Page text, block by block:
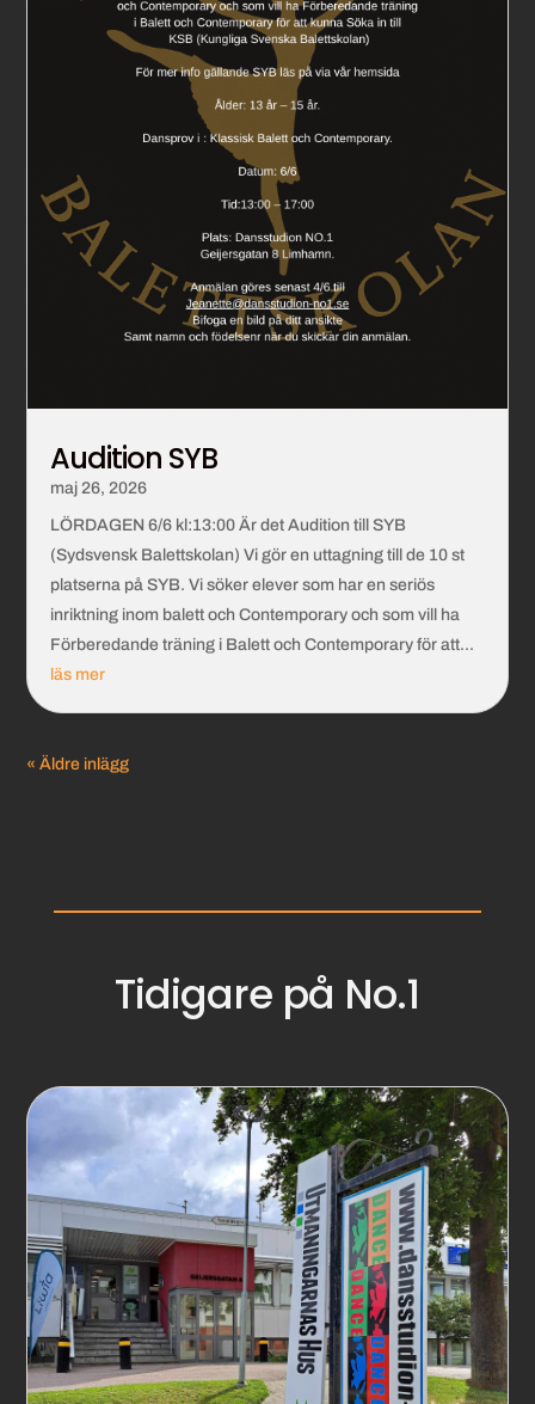
Audition SYB
maj 26, 2026
LÖRDAGEN 6/6 kl:13:00 Är det Audition till SYB
(Sydsvensk Balettskolan) Vi gör en uttagning till de 10 st
platserna på SYB. Vi söker elever som har en seriös
inriktning inom balett och Contemporary och som vill ha
Förberedande träning i Balett och Contemporary för att...
läs mer
« Äldre inlägg
Tidigare på No.1